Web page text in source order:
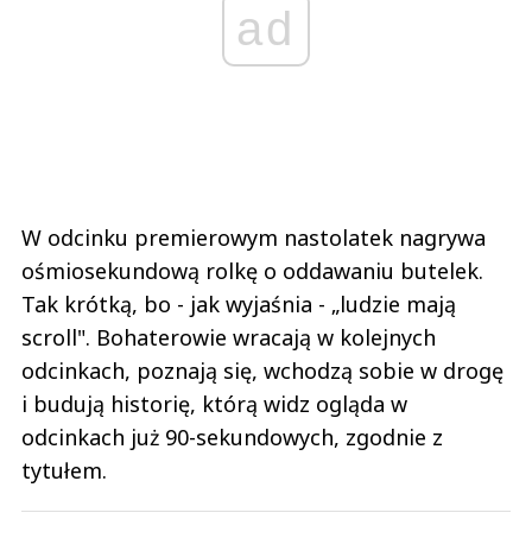
ad
W odcinku premierowym nastolatek nagrywa
ośmiosekundową rolkę o oddawaniu butelek.
Tak krótką, bo - jak wyjaśnia - „ludzie mają
scroll". Bohaterowie wracają w kolejnych
odcinkach, poznają się, wchodzą sobie w drogę
i budują historię, którą widz ogląda w
odcinkach już 90-sekundowych, zgodnie z
tytułem.